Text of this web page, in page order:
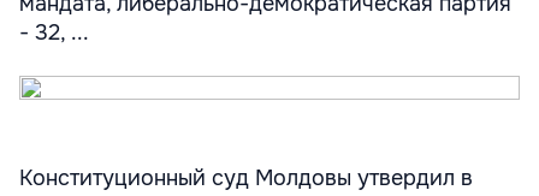
- 32, ...
Конституционный суд Молдовы утвердил в